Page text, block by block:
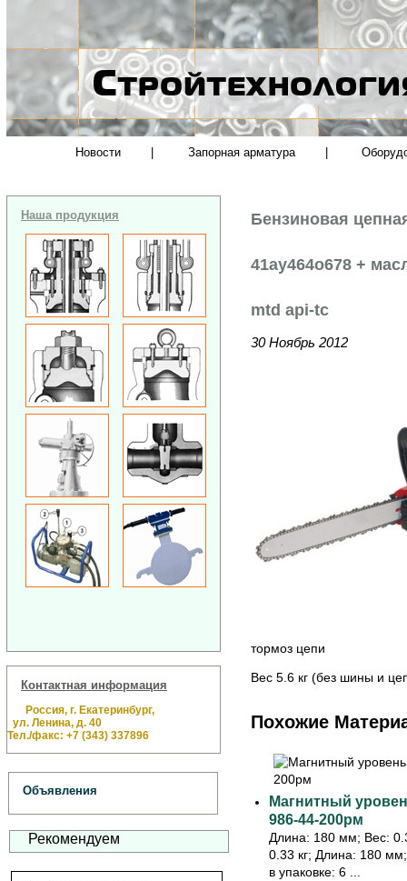
Новости Запорная арматура
Наша продукция
Контактная информация
Россия, г. Екатеринбург,
ул. Ленина, д. 40
Тел./факс: +7 (343) 337896
Объявления
Рекомендуем
Бензиновая
41ay464o678 +
mtd api-tc
30 Ноябрь 2012
тормоз цепи
Вес 5.6 кг (без шины и
Похожие
Магнитный
986-44-200рм
Длина: 180 мм; Вес:
0.33 кг; Длина: 180
в упаковке: 6 ...